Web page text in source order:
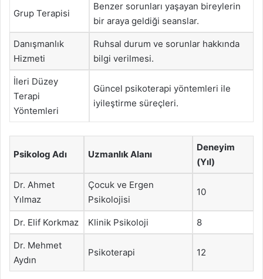
Grup Terapisi
Benzer sorunları yaşayan bireylerin
bir araya geldiği seanslar.
Danışmanlık
Hizmeti
Ruhsal durum ve sorunlar hakkında
bilgi verilmesi.
İleri Düzey
Terapi
Yöntemleri
Güncel psikoterapi yöntemleri ile
iyileştirme süreçleri.
Psikolog Adı Uzmanlık Alanı
Deneyim
(Yıl)
Dr. Ahmet
Yılmaz
Çocuk ve Ergen
Psikolojisi
10
Dr. Elif Korkmaz Klinik Psikoloji 8
Dr. Mehmet
Aydın
Psikoterapi 12